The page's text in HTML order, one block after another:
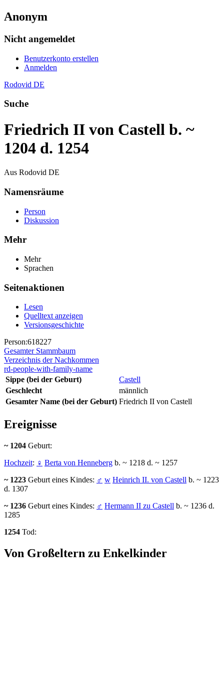
Anonym
Nicht angemeldet
Benutzerkonto erstellen
Anmelden
Rodovid DE
Suche
Friedrich II von Castell b. ~
1204 d. 1254
Aus Rodovid DE
Namensräume
Person
Diskussion
Mehr
Mehr
Sprachen
Seitenaktionen
Lesen
Quelltext anzeigen
Versionsgeschichte
Person:618227
Gesamter Stammbaum
Verzeichnis der Nachkommen
rd-people-with-family-name
Sippe (bei der Geburt)
Castell
Geschlecht
männlich
Gesamter Name (bei der Geburt) Friedrich II von Castell
Ereignisse
~ 1204 Geburt:
Hochzeit: ♀ Berta von Henneberg b. ~ 1218 d. ~ 1257
~ 1223 Geburt eines Kindes: ♂ w Heinrich II. von Castell b. ~ 1223
d. 1307
~ 1236 Geburt eines Kindes: ♂ Hermann II zu Castell b. ~ 1236 d.
1285
1254 Tod:
Von Großeltern zu Enkelkinder